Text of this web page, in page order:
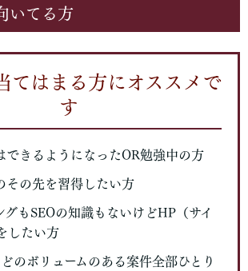
いてる方
てはまる方にオススメで
す
できるようになったOR勉強中の方
その先を習得したい方
グもSEOの知識もないけどHP（サイ
したい方
のボリュームのある案件全部ひとり